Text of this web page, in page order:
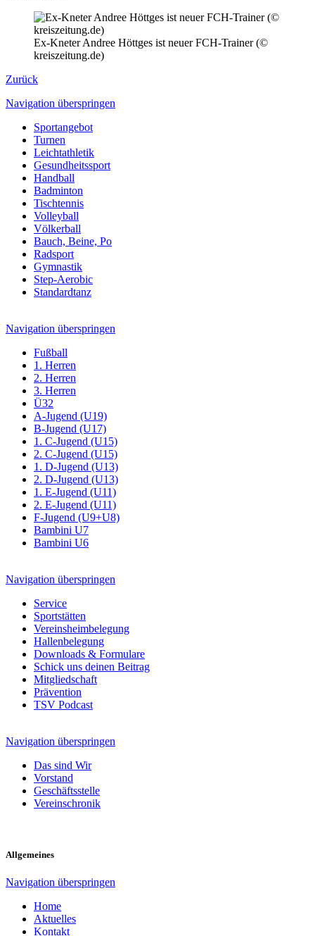
Ex-Kneter Andree Höttges ist neuer FCH-Trainer (©
kreiszeitung.de)
Zurück
Navigation überspringen
Sportangebot
Turnen
Leichtathletik
Gesundheitssport
Handball
Badminton
Tischtennis
Volleyball
Völkerball
Bauch, Beine, Po
Radsport
Gymnastik
Step-Aerobic
Standardtanz
Navigation überspringen
Fußball
1. Herren
2. Herren
3. Herren
Ü32
A-Jugend (U19)
B-Jugend (U17)
1. C-Jugend (U15)
2. C-Jugend (U15)
1. D-Jugend (U13)
2. D-Jugend (U13)
1. E-Jugend (U11)
2. E-Jugend (U11)
F-Jugend (U9+U8)
Bambini U7
Bambini U6
Navigation überspringen
Service
Sportstätten
Vereinsheimbelegung
Hallenbelegung
Downloads & Formulare
Schick uns deinen Beitrag
Mitgliedschaft
Prävention
TSV Podcast
Navigation überspringen
Das sind Wir
Vorstand
Geschäftsstelle
Vereinschronik
Allgemeines
Navigation überspringen
Home
Aktuelles
Kontakt